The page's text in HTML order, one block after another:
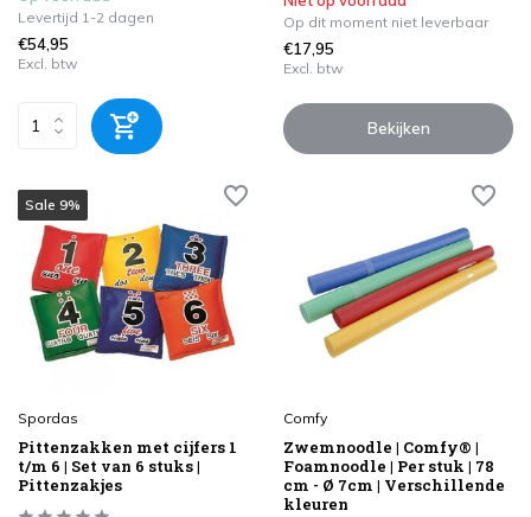
Levertijd 1-2 dagen
€54,95
Excl. btw
Op dit moment niet leverbaar
€17,95
Excl. btw
Bekijken
Sale 9%
Spordas
Pittenzakken met cijfers 1
t/m 6 | Set van 6 stuks |
Pittenzakjes
Comfy
Zwemnoodle | Comfy® |
Foamnoodle | Per stuk | 78
cm - Ø 7cm | Verschillende
kleuren